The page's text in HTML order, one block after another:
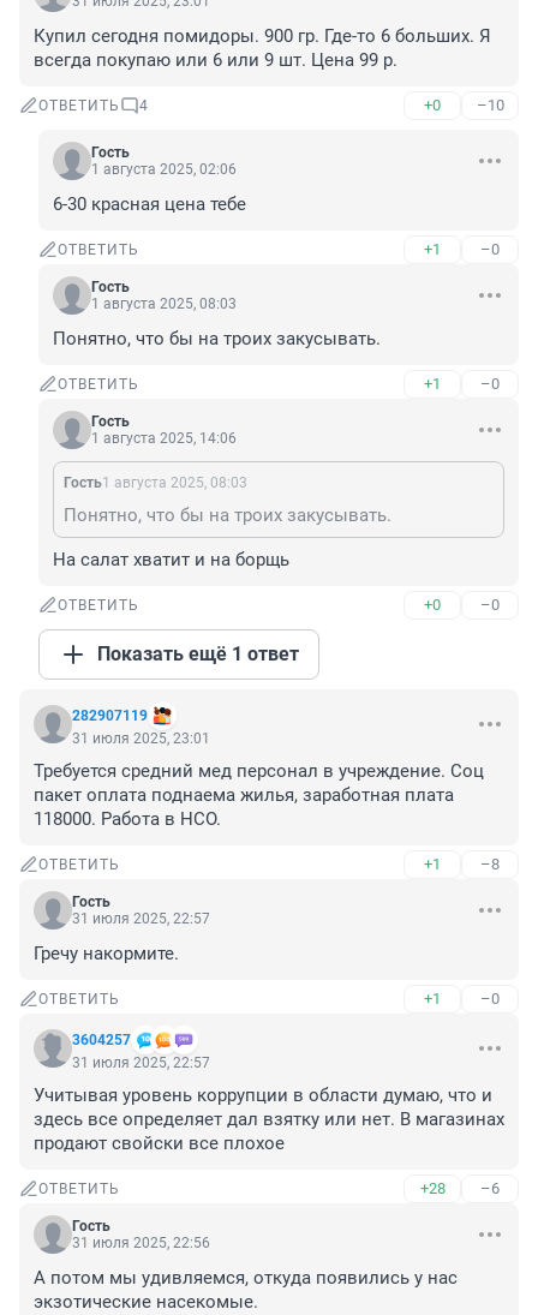
Купил сегодня помидоры. 900 гр. Где-то 6 больших. Я
всегда покупаю или 6 или 9 шт. Цена 99 р.
ОТВЕТИТЬ 4 +0 –10
Гость
1 августа 2025, 02:06
6-30 красная цена тебе
ОТВЕТИТЬ +1 –0
Гость
1 августа 2025, 08:03
Понятно, что бы на троих закусывать.
ОТВЕТИТЬ +1 –0
Гость
1 августа 2025, 14:06
Гость1 августа 2025, 08:03
Понятно, что бы на троих закусывать.
На салат хватит и на борщь
ОТВЕТИТЬ +0 –0
Показать ещё 1 ответ
282907119
31 июля 2025, 23:01
Требуется средний мед персонал в учреждение. Соц
пакет оплата поднаема жилья, заработная плата
118000. Работа в НСО.
ОТВЕТИТЬ +1 –8
Гость
31 июля 2025, 22:57
Гречу накормите.
ОТВЕТИТЬ +1 –0
3604257
31 июля 2025, 22:57
Учитывая уровень коррупции в области думаю, что и
здесь все определяет дал взятку или нет. В магазинах
продают свойски все плохое
ОТВЕТИТЬ +28 –6
Гость
31 июля 2025, 22:56
А потом мы удивляемся, откуда появились у нас
экзотические насекомые.